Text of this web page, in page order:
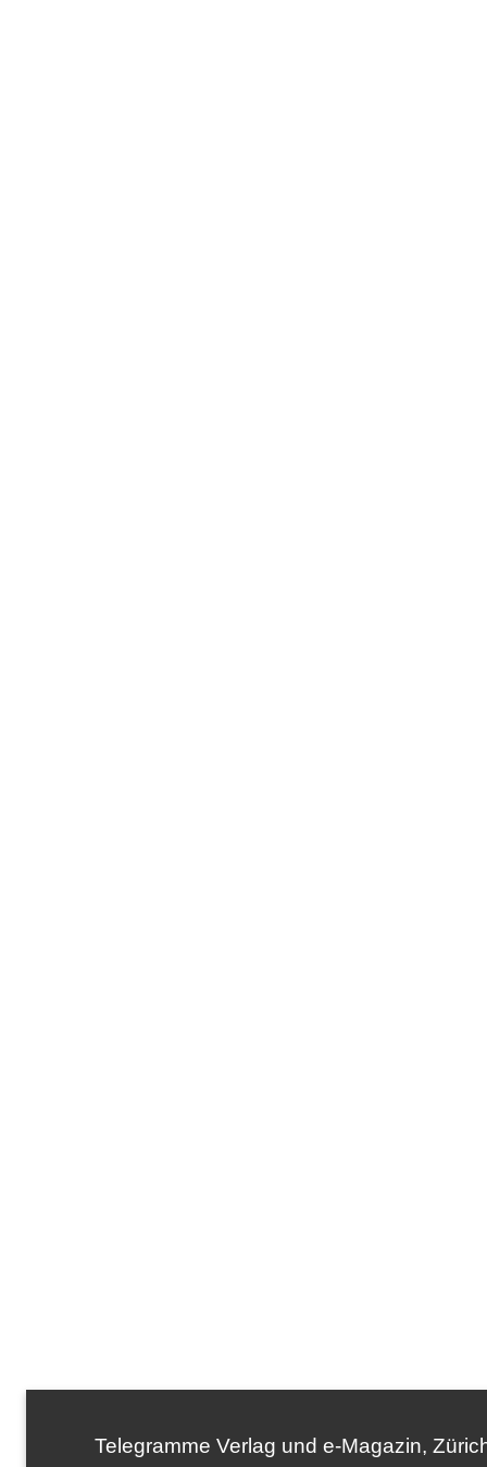
Telegramme Verlag und e-Magazin,